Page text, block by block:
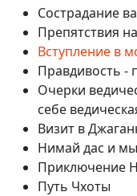
Сострадание
Препятствия
Вступление в
Правдивость -
Очерки
себе
Визит в
Нимай дас и
Приключение
Путь Чхоты